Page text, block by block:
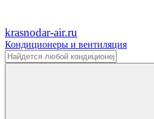
krasnodar-air.ru
Кондиционеры и вентиляция